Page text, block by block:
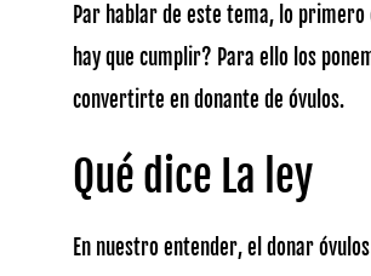
Par hablar de este tema, lo primero
hay que cumplir? Para ello los
convertirte en donante de óvulos.
Qué dice La ley
En nuestro entender, el donar